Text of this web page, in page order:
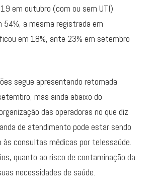
em outubro (com ou sem UTI)
54%, a mesma registrada em
em 18%, ante 23% em setembro
segue apresentando retomada
mas ainda abaixo do
das operadoras no que diz
de atendimento pode estar sendo
às consultas médicas por telessaúde.
quanto ao risco de contaminação da
necessidades de saúde.